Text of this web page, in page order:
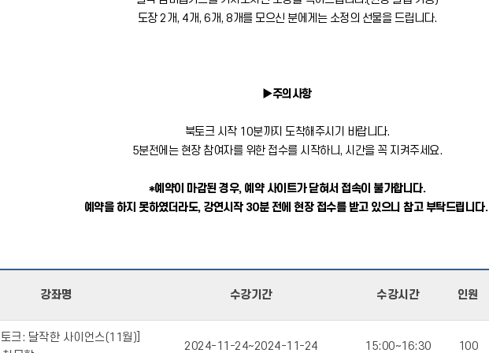
도장 2개, 4개, 6개, 8개를 모으신 분에게는 소정의 선물을 드립니다.
▶주의사항
북토크 시작 10분까지 도착해주시기 바랍니다.
5분전에는 현장 참여자를 위한 접수를 시작하니, 시간을 꼭 지켜주세요.
*예약이 마감된 경우, 예약 사이트가 닫혀서 접속이 불가합니다.
예약을 하지 못하였더라도, 강연시작 30분 전에 현장 접수를 받고 있으니 참고 부탁드립니다.
강좌명 수강기간 수강시간 인원
크: 달작한 사이언스(11월)]
2024-11-24~2024-11-24 15:00~16:30 100